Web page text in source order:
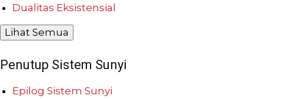
Dualitas Eksistensial
Lihat Semua
Penutup Sistem Sunyi
Epilog Sistem Sunyi